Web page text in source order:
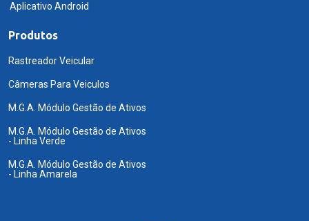
Aplicativo Android
Produtos
Rastreador Veicular
Câmeras Para Veiculos
M.G.A. Módulo Gestão de Ativos
M.G.A. Módulo Gestão de Ativos
- Linha Verde
M.G.A. Módulo Gestão de Ativos
- Linha Amarela